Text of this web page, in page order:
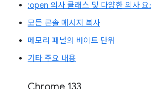
:open 의사 클래스 및 다양한 의사 요
모든 콘솔 메시지 복사
메모리 패널의 바이트 단위
기타 주요 내용